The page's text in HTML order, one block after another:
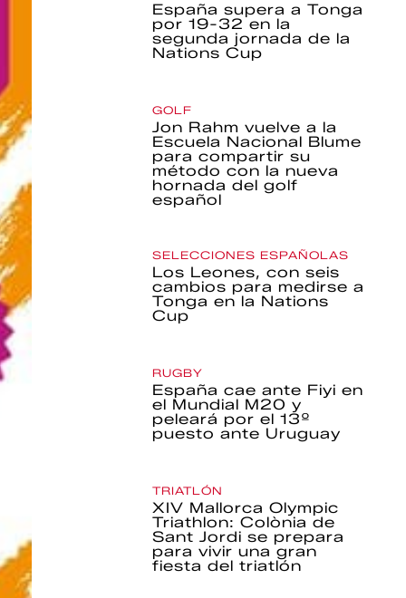
España supera a Tonga
por 19-32 en la
segunda jornada de la
Nations Cup
GOLF
Jon Rahm vuelve a la
Escuela Nacional Blume
para compartir su
método con la nueva
hornada del golf
español
SELECCIONES ESPAÑOLAS
Los Leones, con seis
cambios para medirse a
Tonga en la Nations
Cup
RUGBY
España cae ante Fiyi en
el Mundial M20 y
peleará por el 13º
puesto ante Uruguay
TRIATLÓN
XIV Mallorca Olympic
Triathlon: Colònia de
Sant Jordi se prepara
para vivir una gran
fiesta del triatlón